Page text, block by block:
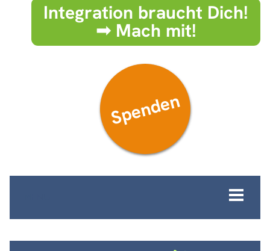
Integration braucht Dich!
➟ Mach mit!
Spenden